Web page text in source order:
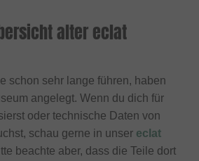
alter eclat
schon sehr lange führen, haben
angelegt. Wenn du dich für
oder technische Daten von
schau gerne in unser eclat
beachte aber, dass die Teile dort